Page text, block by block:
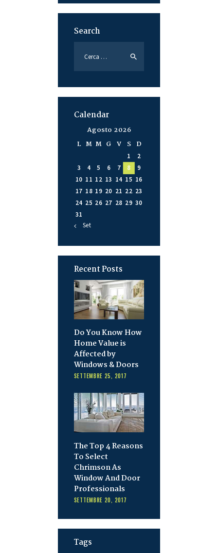
Search
Calendar
Agosto 2026
L M M G V S D
1
2
3
4 5 6 7 8
9
10 11 12 13 14 15 16
17 18 19 20 21 22 23
24 25 26 27 28 29 30
31
« Set
Recent Posts
Do You Know How
Home Value is
Affected by
Windows & Doors
SETTEMBRE 25, 2017
The Top 4 Reasons
To Select
Chrimson As
Window And Door
Professionals
SETTEMBRE 20, 2017
Tags